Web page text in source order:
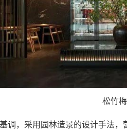
松竹
调，采用园林造景的设计手法